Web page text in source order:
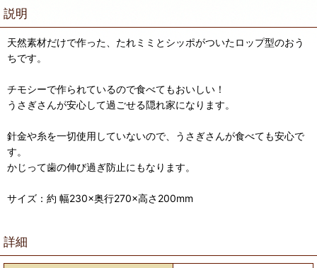
説明
天然素材だけで作った、たれミミとシッポがついたロップ型のおう
ちです。
チモシーで作られているので食べてもおいしい！
うさぎさんが安心して過ごせる隠れ家になります。
針金や糸を一切使用していないので、うさぎさんが食べても安心で
す。
かじって歯の伸び過ぎ防止にもなります。
サイズ：約 幅230×奥行270×高さ200mm
詳細